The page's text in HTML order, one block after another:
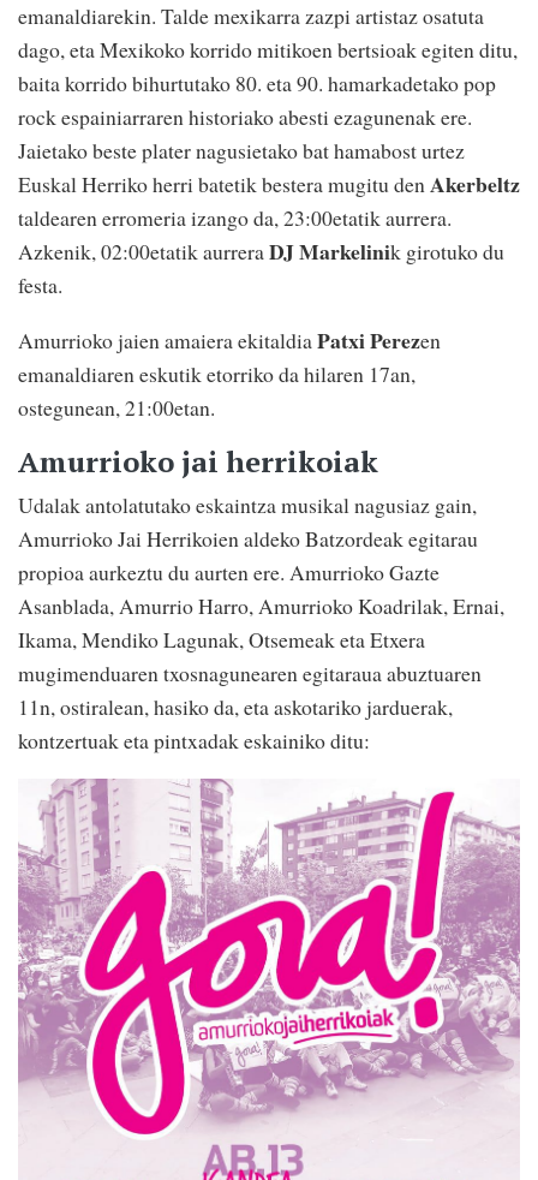
emanaldiarekin. Talde mexikarra zazpi artistaz osatuta
dago, eta Mexikoko korrido mitikoen bertsioak egiten ditu,
baita korrido bihurtutako 80. eta 90. hamarkadetako pop
rock espainiarraren historiako abesti ezagunenak ere.
Jaietako beste plater nagusietako bat hamabost urtez
Euskal Herriko herri batetik bestera mugitu denAkerbeltz
taldearen erromeria izango da, 23:00etatik aurrera.
Azkenik, 02:00etatik aurreraDJ Markelinik girotuko du
festa.
Amurrioko jaien amaiera ekitaldiaPatxi Perezen
emanaldiaren eskutik etorriko da hilaren 17an,
ostegunean, 21:00etan.
Amurrioko jai herrikoiak
Udalak antolatutako eskaintza musikal nagusiaz gain,
Amurrioko Jai Herrikoien aldeko Batzordeak egitarau
propioa aurkeztu du aurten ere. Amurrioko Gazte
Asanblada, Amurrio Harro, Amurrioko Koadrilak, Ernai,
Ikama, Mendiko Lagunak, Otsemeak eta Etxera
mugimenduaren txosnagunearen egitaraua abuztuaren
11n, ostiralean, hasiko da, eta askotariko jarduerak,
kontzertuak eta pintxadak eskainiko ditu: